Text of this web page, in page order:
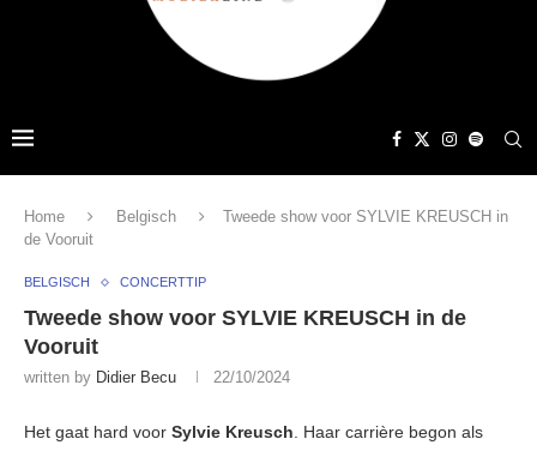
Home Belgisch
Tweede show voor SYLVIE KREUSCH in
de Vooruit
BELGISCH CONCERTTIP
Tweede show voor SYLVIE KREUSCH in de
Vooruit
written by Didier Becu 22/10/2024
Het gaat hard voor Sylvie Kreusch. Haar carrière begon als